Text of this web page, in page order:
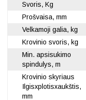
Svoris, Kg
Prošvaisa, mm
Velkamoji galia, kg
Krovinio svoris, kg
Min. apsisukimo
spindulys, m
Krovinio skyriaus
Ilgisxplotisxaukštis,
mm